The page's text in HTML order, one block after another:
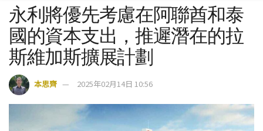
永利將優先考慮在阿聯酋和泰
國的資本支出，推遲潛在的拉
斯維加斯擴展計劃
本思齊 2025年02月14日 10:56